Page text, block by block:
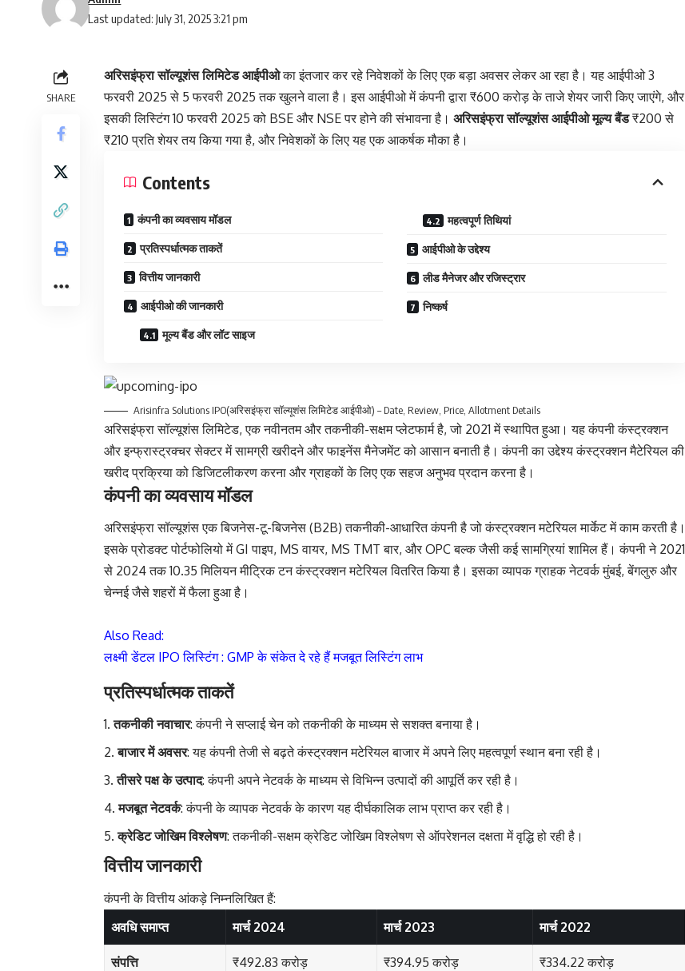
Last updated: July 31, 2025 3:21 pm
SHARE
अरिसइंफ्रा सॉल्यूशंस लिमिटेड आईपीओका इंतजार कर रहे निवेशकों के लिए एक बड़ा अवसर लेकर आ रहा है। यह आईपीओ 3
फरवरी 2025 से 5 फरवरी 2025 तक खुलने वाला है। इस आईपीओ में कंपनी द्वारा ₹600 करोड़ के ताजे शेयर जारी किए जाएंगे, और
इसकी लिस्टिंग 10 फरवरी 2025 को BSE और NSE पर होने की संभावना है। अरिसइंफ्रा सॉल्यूशंस आईपीओ मूल्य बैंड₹200 से
₹210 प्रति शेयर तय किया गया है, और निवेशकों के लिए यह एक आकर्षक मौका है।
Contents
कंपनी का व्यवसाय मॉडल
प्रतिस्पर्धात्मक ताकतें
वित्तीय जानकारी
आईपीओ की जानकारी
मूल्य बैंड और लॉट साइज
महत्वपूर्ण तिथियां
आईपीओ के उद्देश्य
लीड मैनेजर और रजिस्ट्रार
निष्कर्ष
Arisinfra Solutions IPO(अरिसइंफ्रा सॉल्यूशंस लिमिटेड आईपीओ) – Date, Review, Price, Allotment Details
अरिसइंफ्रा सॉल्यूशंस लिमिटेड, एक नवीनतम और तकनीकी-सक्षम प्लेटफार्म है, जो 2021 में स्थापित हुआ। यह कंपनी कंस्ट्रक्शन
और इन्फ्रास्ट्रक्चर सेक्टर में सामग्री खरीदने और फाइनेंस मैनेजमेंट को आसान बनाती है। कंपनी का उद्देश्य कंस्ट्रक्शन मैटेरियल की
खरीद प्रक्रिया को डिजिटलीकरण करना और ग्राहकों के लिए एक सहज अनुभव प्रदान करना है।
कंपनी का व्यवसाय मॉडल
अरिसइंफ्रा सॉल्यूशंसएक बिजनेस-टू-बिजनेस (B2B) तकनीकी-आधारित कंपनी है जो कंस्ट्रक्शन मटेरियल मार्केट में काम करती है।
इसके प्रोडक्ट पोर्टफोलियो में GI पाइप, MS वायर, MS TMT बार, और OPC बल्क जैसी कई सामग्रियां शामिल हैं। कंपनी ने 2021
से 2024 तक 10.35 मिलियन मीट्रिक टन कंस्ट्रक्शन मटेरियल वितरित किया है। इसका व्यापक ग्राहक नेटवर्क मुंबई, बेंगलुरु और
चेन्नई जैसे शहरों में फैला हुआ है।
Also Read:
लक्ष्मी डेंटल IPO लिस्टिंग : GMP के संकेत दे रहे हैं मजबूत लिस्टिंग लाभ
प्रतिस्पर्धात्मक ताकतें
तकनीकी नवाचार: कंपनी ने सप्लाई चेन को तकनीकी के माध्यम से सशक्त बनाया है।
बाजार में अवसर: यह कंपनी तेजी से बढ़ते कंस्ट्रक्शन मटेरियल बाजार में अपने लिए महत्वपूर्ण स्थान बना रही है।
तीसरे पक्ष के उत्पाद: कंपनी अपने नेटवर्क के माध्यम से विभिन्न उत्पादों की आपूर्ति कर रही है।
मजबूत नेटवर्क: कंपनी के व्यापक नेटवर्क के कारण यह दीर्घकालिक लाभ प्राप्त कर रही है।
क्रेडिट जोखिम विश्लेषण: तकनीकी-सक्षम क्रेडिट जोखिम विश्लेषण से ऑपरेशनल दक्षता में वृद्धि हो रही है।
वित्तीय जानकारी
कंपनी के वित्तीय आंकड़े निम्नलिखित हैं:
अवधि समाप्त
मार्च 2024 मार्च 2023 मार्च 2022
संपत्ति ₹492.83 करोड़ ₹394.95 करोड़ ₹334.22 करोड़